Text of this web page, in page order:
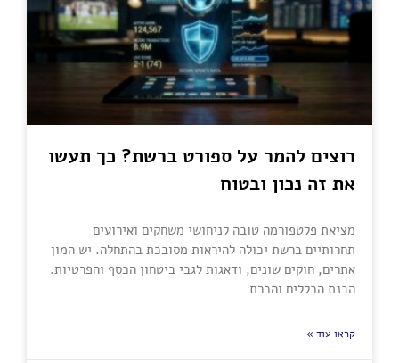
רוצים להמר על ספורט ברשת? כך תעשו
את זה נכון ובטוח
מציאת פלטפורמה טובה לניחושי משחקים ואירועים
תחרותיים ברשת יכולה להיראות מסובכת בהתחלה. יש המון
אתרים, חוקים שונים, ודאגות לגבי ביטחון הכסף והפרטיות.
הבנת הכללים והכרת
קראו עוד »